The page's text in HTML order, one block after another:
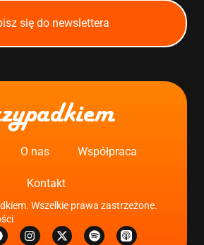
się do newslettera
O nas Współpraca
Kontakt
Wszelkie prawa zastrzeżone.